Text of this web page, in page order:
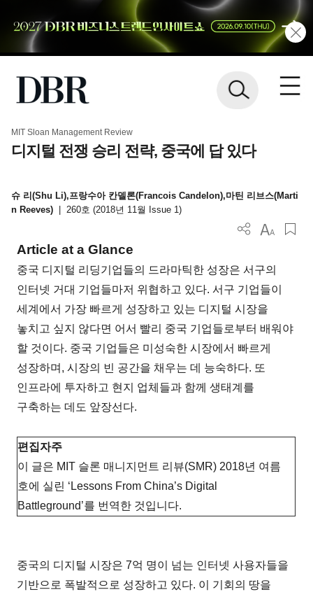
MIT Sloan Management Review
디지털 전쟁 승리 전략, 중국에 답 있다
슈 리(Shu Li),프랑수아 칸델론(Francois Candelon),마틴 리브스(Marti
n Reeves)
260호 (2018년 11월 Issue 1)
Article at a Glance
중국 디지털 리딩기업들의 드라마틱한 성장은 서구의
인터넷 거대 기업들마저 위협하고 있다. 서구 기업들이
세계에서 가장 빠르게 성장하고 있는 디지털 시장을
놓치고 싶지 않다면 어서 빨리 중국 기업들로부터 배워야
할 것이다. 중국 기업들은 미성숙한 시장에서 빠르게
성장하며, 시장의 빈 공간을 채우는 데 능숙하다. 또
인프라에 투자하고 현지 업체들과 함께 생태계를
구축하는 데도 앞장선다.
편집자주
이 글은 MIT 슬론 매니지먼트 리뷰(SMR) 2018년 여름
호에 실린 ‘Lessons From China’s Digital
Battleground’를 번역한 것입니다.
중국의 디지털 시장은 7억 명이 넘는 인터넷 사용자들을
기반으로 폭발적으로 성장하고 있다. 이 기회의 땅을